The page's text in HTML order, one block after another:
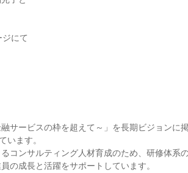
にて
サービスの枠を超えて～」を長期ビジョンに
います。
コンサルティング人材育成のため、研修体系
の成長と活躍をサポートしています。